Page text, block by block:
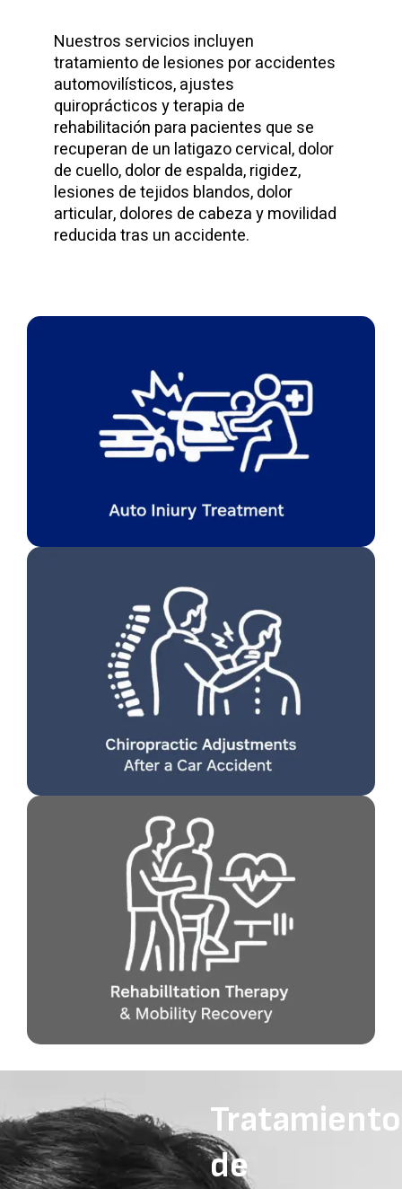
Nuestros servicios incluyen
tratamiento de lesiones por accidentes
automovilísticos, ajustes
quiroprácticos y terapia de
rehabilitación para pacientes que se
recuperan de un latigazo cervical, dolor
de cuello, dolor de espalda, rigidez,
lesiones de tejidos blandos, dolor
articular, dolores de cabeza y movilidad
reducida tras un accidente.
Tratamiento
de